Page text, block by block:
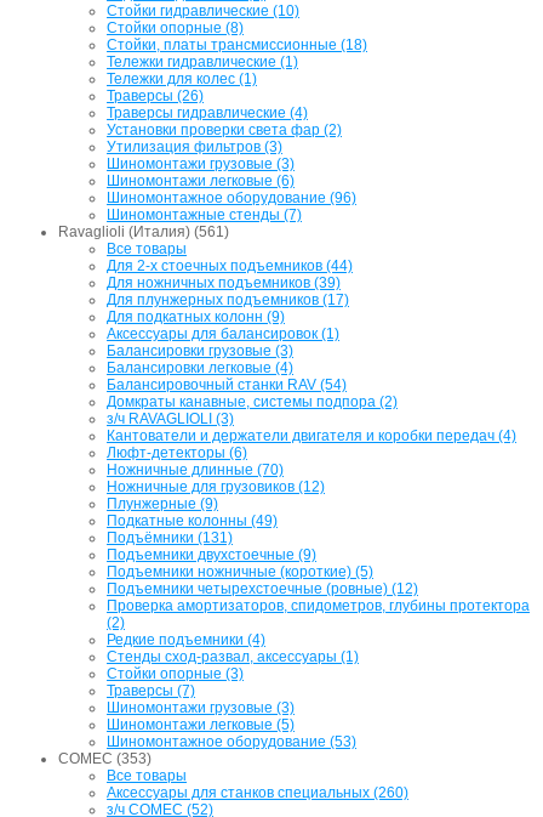
Стойки гидравлические (10)
Стойки опорные (8)
Стойки, платы трансмиссионные (18)
Тележки гидравлические (1)
Тележки для колес (1)
Траверсы (26)
Траверсы гидравлические (4)
Установки проверки света фар (2)
Утилизация фильтров (3)
Шиномонтажи грузовые (3)
Шиномонтажи легковые (6)
Шиномонтажное оборудование (96)
Шиномонтажные стенды (7)
Ravaglioli (Италия) (561)
Все товары
Для 2-х стоечных подъемников (44)
Для ножничных подъемников (39)
Для плунжерных подъемников (17)
Для подкатных колонн (9)
Аксессуары для балансировок (1)
Балансировки грузовые (3)
Балансировки легковые (4)
Балансировочный станки RAV (54)
Домкраты канавные, системы подпора (2)
з/ч RAVAGLIOLI (3)
Кантователи и держатели двигателя и коробки передач (4)
Люфт-детекторы (6)
Ножничные длинные (70)
Ножничные для грузовиков (12)
Плунжерные (9)
Подкатные колонны (49)
Подъёмники (131)
Подъемники двухстоечные (9)
Подъемники ножничные (короткие) (5)
Подъемники четырехстоечные (ровные) (12)
Проверка амортизаторов, спидометров, глубины протектора
(2)
Редкие подъемники (4)
Стенды сход-развал, аксессуары (1)
Стойки опорные (3)
Траверсы (7)
Шиномонтажи грузовые (3)
Шиномонтажи легковые (5)
Шиномонтажное оборудование (53)
COMEC (353)
Все товары
Аксессуары для станков специальных (260)
з/ч COMEC (52)